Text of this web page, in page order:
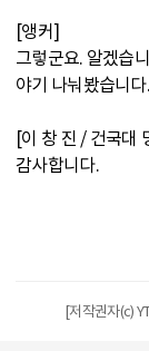
[앵커]
그렇군요. 알겠습
야기 나눠봤습니
[이 창 진 / 건국대
감사합니다.
[저작권자(c)